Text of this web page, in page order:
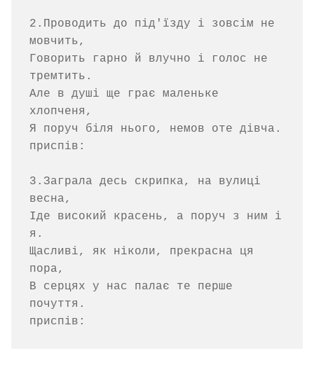
2.Проводить до під'їзду і зовсім не
мовчить,
Говорить гарно й влучно і голос не
тремтить.
Але в душі ще грає маленьке
хлопченя,
Я поруч біля нього, немов оте дівча.
приспів:
3.Заграла десь скрипка, на вулиці
весна,
Іде високий красень, а поруч з ним і
я.
Щасливі, як ніколи, прекрасна ця
пора,
В серцях у нас палає те перше
почуття.